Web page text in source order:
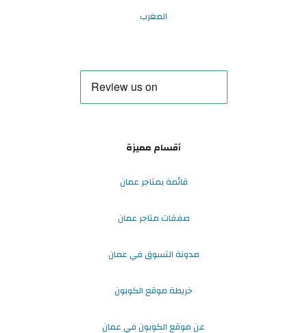
المغرب
أقسام مميزة
قائمة بمتاجر عمان
صفقات متاجر عمان
مدونة التسوق في عمان
خريطة موقع الكوبون
عن موقع الكوبون في عمان